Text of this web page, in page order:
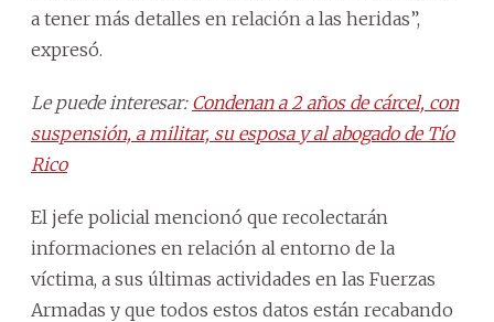
a tener más detalles en relación a las heridas”,
expresó.
Le puede interesar: Condenan a 2 años de cárcel, con
suspensión, a militar, su esposa y al abogado de Tío
Rico
El jefe policial mencionó que recolectarán
informaciones en relación al entorno de la
víctima, a sus últimas actividades en las Fuerzas
Armadas y que todos estos datos están recabando